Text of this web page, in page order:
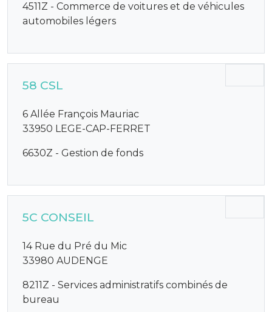
4511Z - Commerce de voitures et de véhicules
automobiles légers
58 CSL
6 Allée François Mauriac
33950 LEGE-CAP-FERRET
6630Z - Gestion de fonds
5C CONSEIL
14 Rue du Pré du Mic
33980 AUDENGE
8211Z - Services administratifs combinés de
bureau